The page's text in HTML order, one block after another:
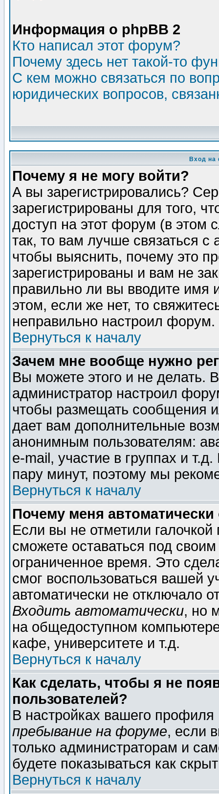
Информация о phpBB 2
Кто написал этот форум?
Почему здесь нет такой-то
С кем можно связаться по
юридических вопросов,
Вход на
Почему я не могу войти?
А вы зарегистрировались?
зарегистрированы для того,
доступ на этот форум (в этом
так, то вам лучше связаться
чтобы выяснить, почему это
зарегистрированы и вам не
правильно ли вы вводите
этом, если же нет, то
неправильно настроил форум.
Вернуться к началу
Зачем мне вообще нужно
Вы можете этого и не делать.
администратор настроил
чтобы размещать сообщения
дает вам дополнительные
анонимным пользователям:
e-mail, участие в группах и
пару минут, поэтому мы
Вернуться к началу
Почему меня автоматически
Если вы не отметили галочкой
сможете оставаться под
ограниченное время. Это
смог воспользоваться вашей
автоматически не отключало
Входить автоматически, но
на общедоступном
кафе, университете и т.д.
Вернуться к началу
Как сделать, чтобы я не
пользователей?
В настройках вашего
пребывание на форуме, если
только администраторам и
будете показываться как
Вернуться к началу